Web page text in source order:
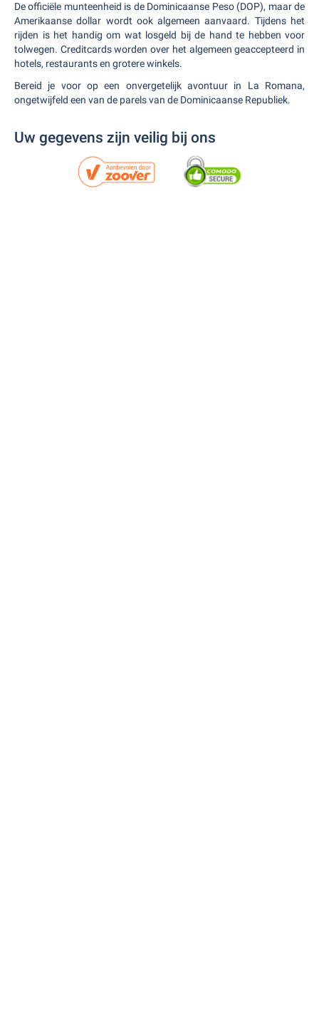
De officiële munteenheid is de Dominicaanse Peso (DOP), maar de
Amerikaanse dollar wordt ook algemeen aanvaard. Tijdens het
rijden is het handig om wat losgeld bij de hand te hebben voor
tolwegen. Creditcards worden over het algemeen geaccepteerd in
hotels, restaurants en grotere winkels.
Bereid je voor op een onvergetelijk avontuur in La Romana,
ongetwijfeld een van de parels van de Dominicaanse Republiek.
Uw gegevens zijn veilig bij ons